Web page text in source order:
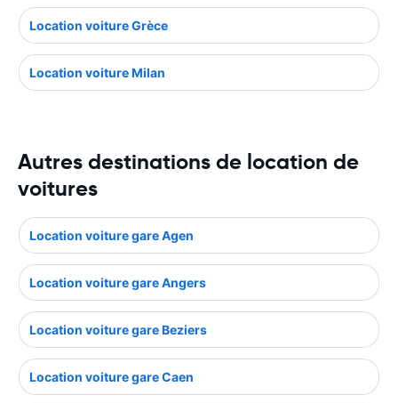
Location voiture Grèce
Location voiture Milan
Autres destinations de location de
voitures
Location voiture gare Agen
Location voiture gare Angers
Location voiture gare Beziers
Location voiture gare Caen